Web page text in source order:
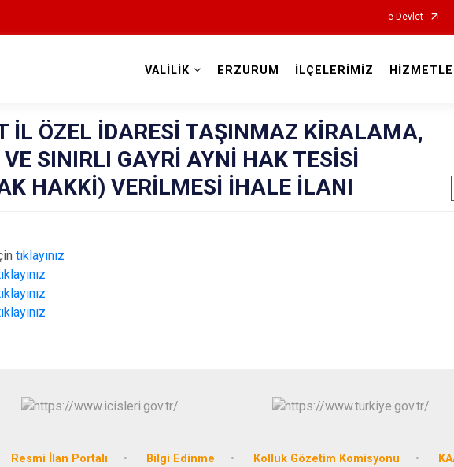
e-Devlet
VALİLİK ERZURUM İLÇELERİMİZ
İL ÖZEL İDARESİ TAŞINMAZ KİRALAMA,
SINIRLI GAYRİ AYNİ HAK TESİSİ
HAKKİ) VERİLMESİ İHALE İLANI
tıklayınız
Resmi İlan Portalı Bilgi Edinme Kolluk Gözetim Komisyonu